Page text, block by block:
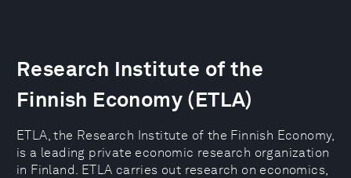
Research Institute of the
Finnish Economy (ETLA)
ETLA, the Research Institute of the Finnish Economy,
is a leading private economic research organization
in Finland. ETLA carries out research on economics,